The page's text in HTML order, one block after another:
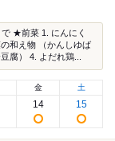
で ★前菜 1. にんにく
和え物 （かんしゆば
腐） 4. よだれ鶏...
金
14
土
15